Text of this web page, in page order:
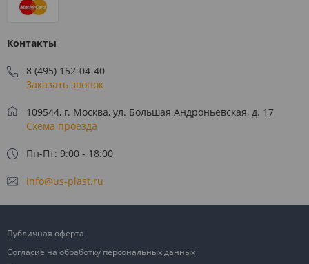
Контакты
8 (495) 152-04-40
Заказать звонок
109544, г. Москва, ул. Большая Андроньевская, д. 17
Схема проезда
Пн-Пт: 9:00 - 18:00
info@us-plast.ru
Публичная оферта
Согласие на обработку персональных данных